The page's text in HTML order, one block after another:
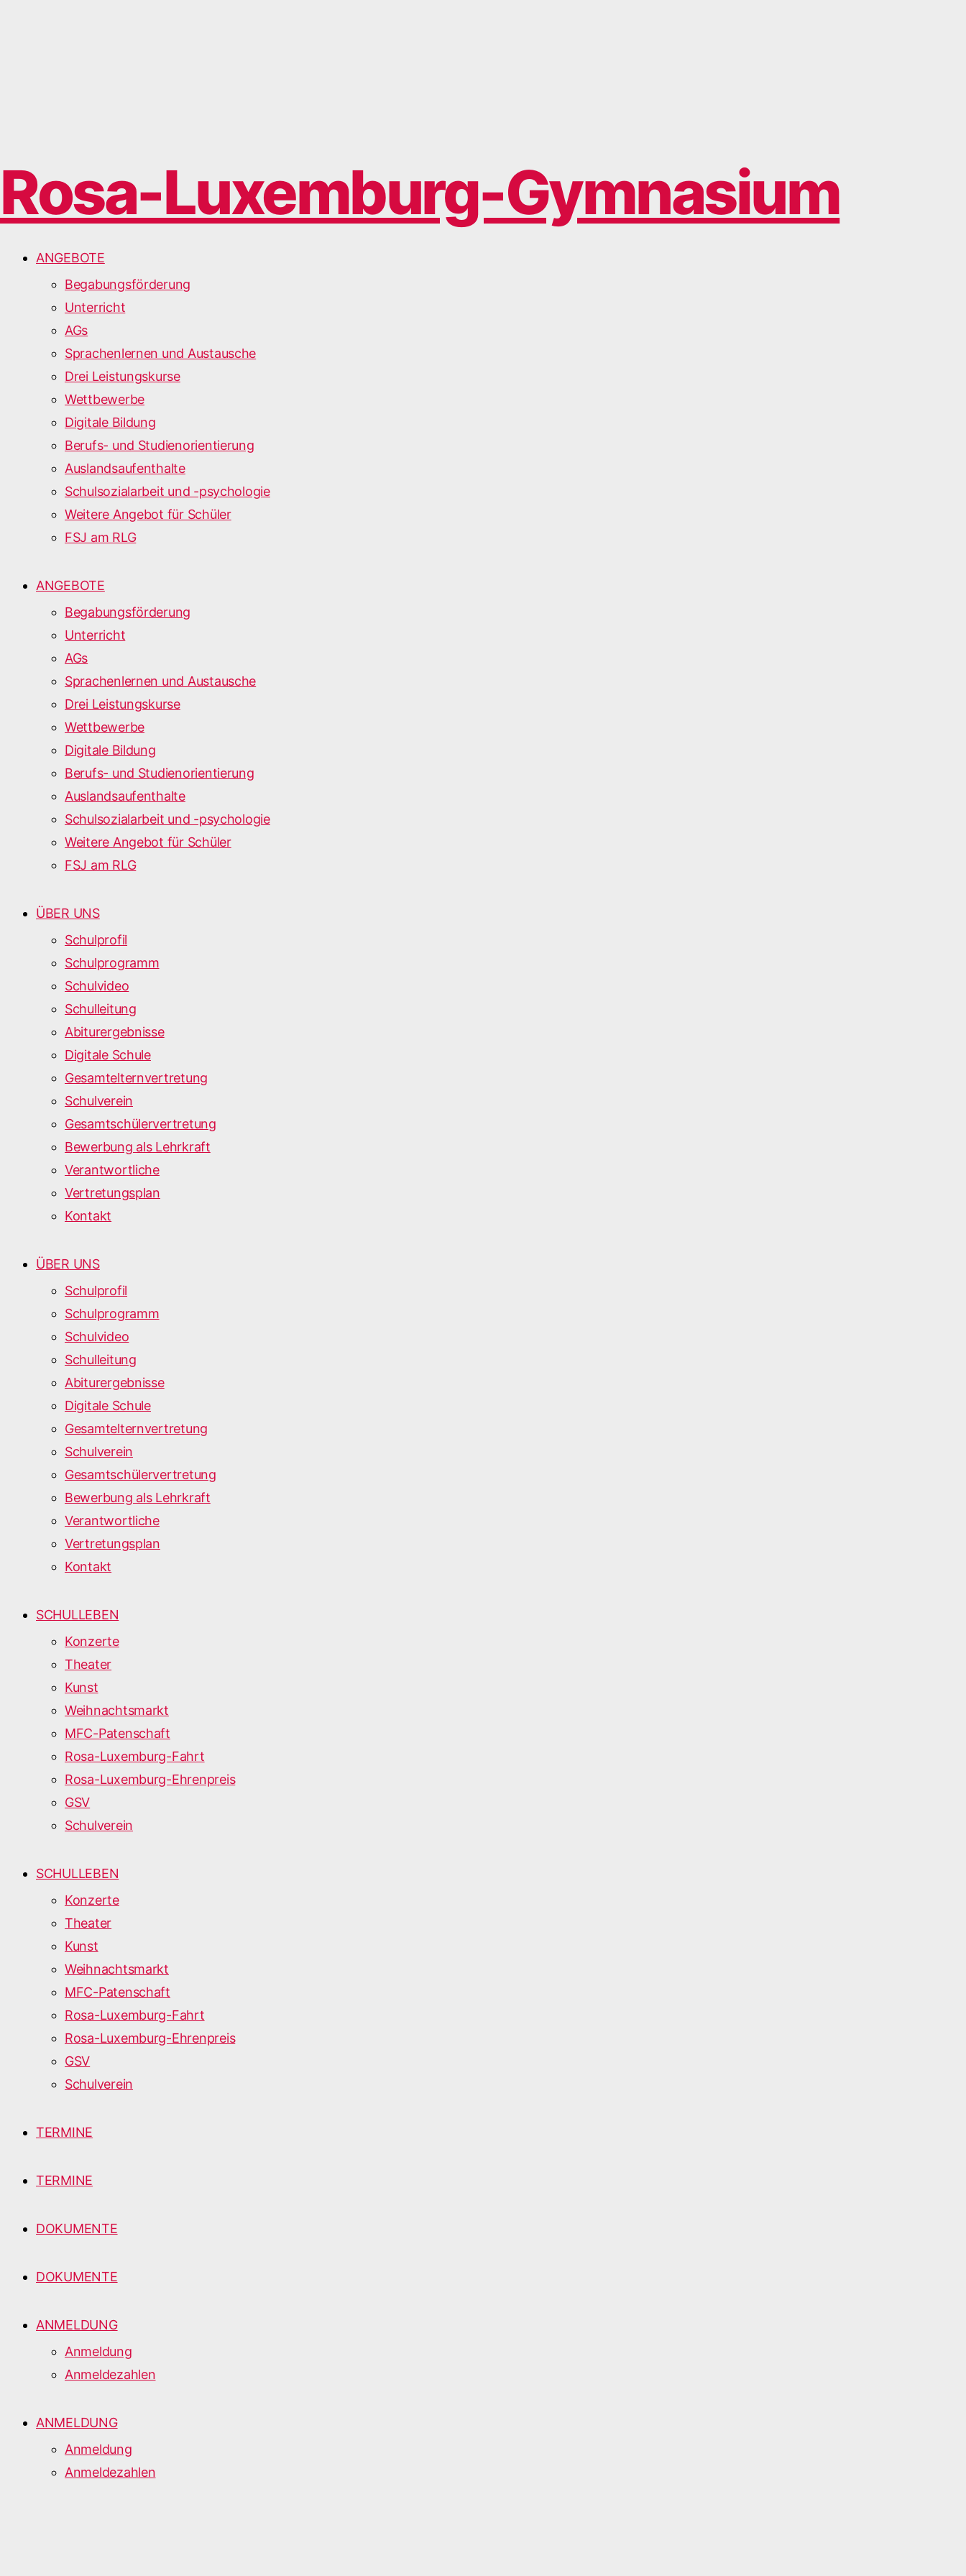
Rosa-Luxemburg-Gymnasium
ANGEBOTE
Begabungsförderung
Unterricht
AGs
Sprachenlernen und Austausche
Drei Leistungskurse
Wettbewerbe
Digitale Bildung
Berufs- und Studienorientierung
Auslandsaufenthalte
Schulsozialarbeit und -psychologie
Weitere Angebot für Schüler
FSJ am RLG
ANGEBOTE
Begabungsförderung
Unterricht
AGs
Sprachenlernen und Austausche
Drei Leistungskurse
Wettbewerbe
Digitale Bildung
Berufs- und Studienorientierung
Auslandsaufenthalte
Schulsozialarbeit und -psychologie
Weitere Angebot für Schüler
FSJ am RLG
ÜBER UNS
Schulprofil
Schulprogramm
Schulvideo
Schulleitung
Abiturergebnisse
Digitale Schule
Gesamtelternvertretung
Schulverein
Gesamtschülervertretung
Bewerbung als Lehrkraft
Verantwortliche
Vertretungsplan
Kontakt
ÜBER UNS
Schulprofil
Schulprogramm
Schulvideo
Schulleitung
Abiturergebnisse
Digitale Schule
Gesamtelternvertretung
Schulverein
Gesamtschülervertretung
Bewerbung als Lehrkraft
Verantwortliche
Vertretungsplan
Kontakt
SCHULLEBEN
Konzerte
Theater
Kunst
Weihnachtsmarkt
MFC-Patenschaft
Rosa-Luxemburg-Fahrt
Rosa-Luxemburg-Ehrenpreis
GSV
Schulverein
SCHULLEBEN
Konzerte
Theater
Kunst
Weihnachtsmarkt
MFC-Patenschaft
Rosa-Luxemburg-Fahrt
Rosa-Luxemburg-Ehrenpreis
GSV
Schulverein
TERMINE
TERMINE
DOKUMENTE
DOKUMENTE
ANMELDUNG
Anmeldung
Anmeldezahlen
ANMELDUNG
Anmeldung
Anmeldezahlen